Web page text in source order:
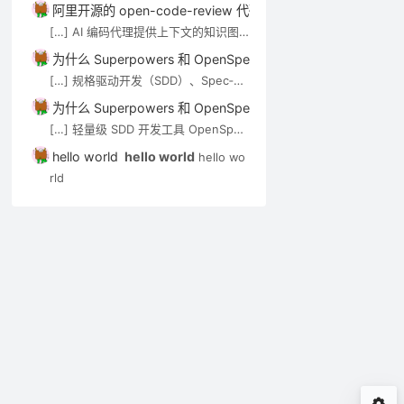
【精品文摘】漫谈W3
C标准：“DIV+CSS神
2009年05月07日 4291
WIN2003+IIS6+PHP
5根目录无法运行PHP
2008年06月29日
技术介绍。审查 Agent（如 open-co
de-review）可通过 MCP […]
阿里开源的 open-code-review 代码审查工具介绍－AI技术－志
[…] AI 编码代理提供上下文的知识图
谱/语义搜索类工具，见 AI 代码知识图
谱与上下文工具。审查 Agent（如 op
为什么 Superpowers 和 OpenSpec 都强调”先想后做”？－AI技
[…] 规格驱动开发（SDD）、Spec‑Kit
与 OpenSpec 在 Cursor 中的应用实
践 […]
为什么 Superpowers 和 OpenSpec 都强调”先想后做”？－AI技
[…] 轻量级 SDD 开发工具 OpenSpec
实用入门指南 […]
hello world hello world hello wo
rld